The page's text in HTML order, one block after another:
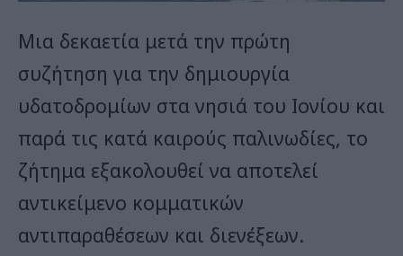
Μια δεκαετία μετά την πρώτη
συζήτηση για την δημιουργία
υδατοδρομίων στα νησιά του Ιονίου και
παρά τις κατά καιρούς παλινωδίες, το
ζήτημα εξακολουθεί να αποτελεί
αντικείμενο κομματικών
αντιπαραθέσεων και διενέξεων.